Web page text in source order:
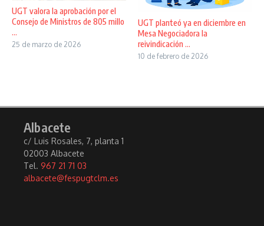
UGT valora la aprobación por el
Consejo de Ministros de 805 millo
...
25 de marzo de 2026
UGT planteó ya en diciembre en
Mesa Negociadora la
reivindicación ...
10 de febrero de 2026
Albacete
c/ Luis Rosales, 7, planta 1
02003 Albacete
Tel. 967 21 71 03
albacete@fespugtclm.es